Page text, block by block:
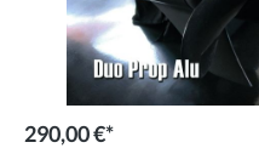
290,00 €*